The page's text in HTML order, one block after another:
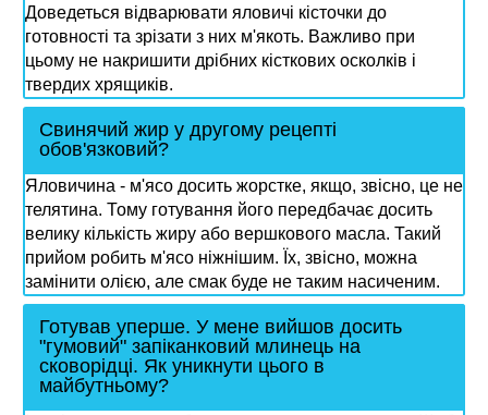
Доведеться відварювати яловичі кісточки до
готовності та зрізати з них м'якоть. Важливо при
цьому не накришити дрібних кісткових осколків і
твердих хрящиків.
Свинячий жир у другому рецепті
обов'язковий?
Яловичина - м'ясо досить жорстке, якщо, звісно, це не
телятина. Тому готування його передбачає досить
велику кількість жиру або вершкового масла. Такий
прийом робить м'ясо ніжнішим. Їх, звісно, можна
замінити олією, але смак буде не таким насиченим.
Готував уперше. У мене вийшов досить
"гумовий" запіканковий млинець на
сковорідці. Як уникнути цього в
майбутньому?